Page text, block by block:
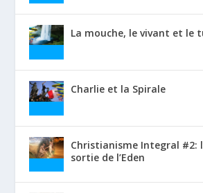
La mouche, le vivant et le
Charlie et la Spirale
Christianisme Integral #2:
sortie de l’Eden